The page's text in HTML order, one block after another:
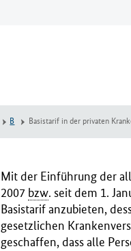
B Basistarif in der privaten
Mit der Einführung der
2007 bzw. seit dem 1.
Basistarif anzubieten,
gesetzlichen
geschaffen, dass alle